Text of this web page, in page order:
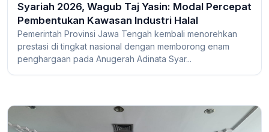
Syariah 2026, Wagub Taj Yasin: Modal Percepat
Pembentukan Kawasan Industri Halal
Pemerintah Provinsi Jawa Tengah kembali menorehkan
prestasi di tingkat nasional dengan memborong enam
penghargaan pada Anugerah Adinata Syar...